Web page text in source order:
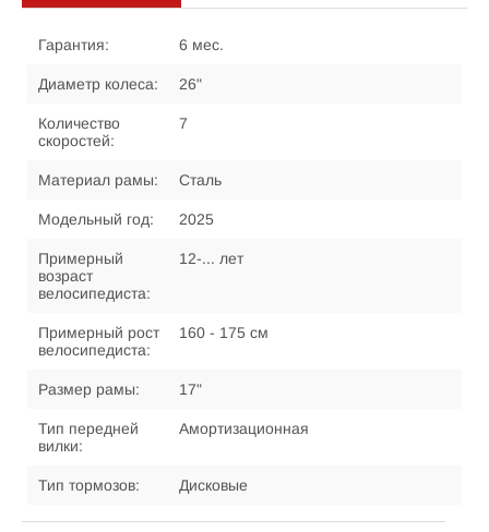
Гарантия: 6 мес.
Диаметр колеса: 26"
Количество
скоростей:
7
Материал рамы: Сталь
Модельный год: 2025
Примерный
возраст
велосипедиста:
12-... лет
Примерный рост
велосипедиста:
160 - 175 см
Размер рамы: 17"
Тип передней
вилки:
Амортизационная
Тип тормозов: Дисковые